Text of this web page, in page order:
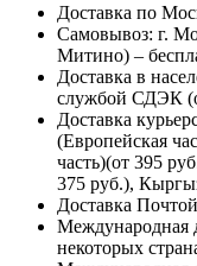
Доставка по
Самовывоз: г.
Митино) –
Доставка в
службой СДЭК
Доставка
(Европейская
часть)(от 395
375 руб.),
Доставка
Международная
некоторых